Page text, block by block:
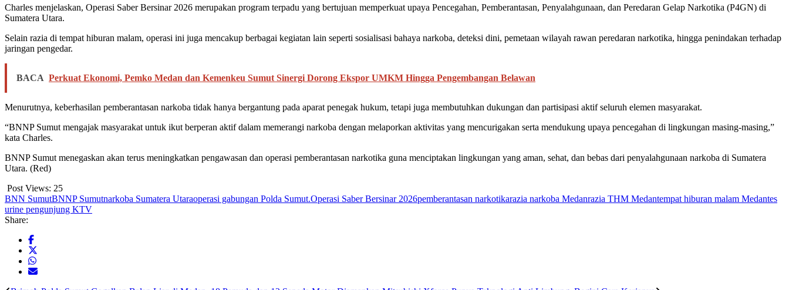
Charles menjelaskan, Operasi Saber Bersinar 2026 merupakan program terpadu yang bertujuan memperkuat upaya Pencegahan, Pemberantasan, Penyalahgunaan, dan Peredaran Gelap Narkotika (P4GN) di
Sumatera Utara.
Selain razia di tempat hiburan malam, operasi ini juga mencakup berbagai kegiatan lain seperti sosialisasi bahaya narkoba, deteksi dini, pemetaan wilayah rawan peredaran narkotika, hingga penindakan terhadap
jaringan pengedar.
BACA Perkuat Ekonomi, Pemko Medan dan Kemenkeu Sumut Sinergi Dorong Ekspor UMKM Hingga Pengembangan Belawan
Menurutnya, keberhasilan pemberantasan narkoba tidak hanya bergantung pada aparat penegak hukum, tetapi juga membutuhkan dukungan dan partisipasi aktif seluruh elemen masyarakat.
“BNNP Sumut mengajak masyarakat untuk ikut berperan aktif dalam memerangi narkoba dengan melaporkan aktivitas yang mencurigakan serta mendukung upaya pencegahan di lingkungan masing-masing,”
kata Charles.
BNNP Sumut menegaskan akan terus meningkatkan pengawasan dan operasi pemberantasan narkotika guna menciptakan lingkungan yang aman, sehat, dan bebas dari penyalahgunaan narkoba di Sumatera
Utara. (Red)
Post Views: 25
BNN SumutBNNP Sumutnarkoba Sumatera Utaraoperasi gabungan Polda Sumut.Operasi Saber Bersinar 2026pemberantasan narkotikarazia narkoba Medanrazia THM Medantempat hiburan malam Medantes
urine pengunjung KTV
Share: